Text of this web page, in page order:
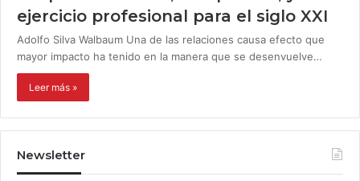
ejercicio profesional para el siglo XXI
Adolfo Silva Walbaum Una de las relaciones causa efecto que
mayor impacto ha tenido en la manera que se desenvuelve…
Leer más »
Newsletter